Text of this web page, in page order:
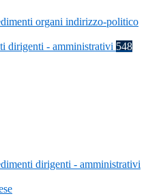
organi indirizzo-politico
dirigenti - amministrativi 548
dirigenti - amministrativi